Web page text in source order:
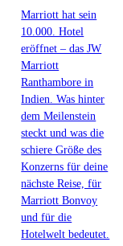
Marriott hat sein
10.000. Hotel
eröffnet – das JW
Marriott
Ranthambore in
Indien. Was hinter
dem Meilenstein
steckt und was die
schiere Größe des
Konzerns für deine
nächste Reise, für
Marriott Bonvoy
und für die
Hotelwelt bedeutet.